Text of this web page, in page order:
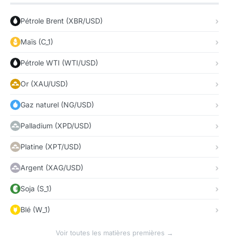
Pétrole Brent (XBR/USD)
Maïs (C_1)
Pétrole WTI (WTI/USD)
Or (XAU/USD)
Gaz naturel (NG/USD)
Palladium (XPD/USD)
Platine (XPT/USD)
Argent (XAG/USD)
Soja (S_1)
Blé (W_1)
Voir toutes les matières premières →